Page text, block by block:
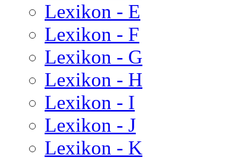
Lexikon - E
Lexikon - F
Lexikon - G
Lexikon - H
Lexikon - I
Lexikon - J
Lexikon - K